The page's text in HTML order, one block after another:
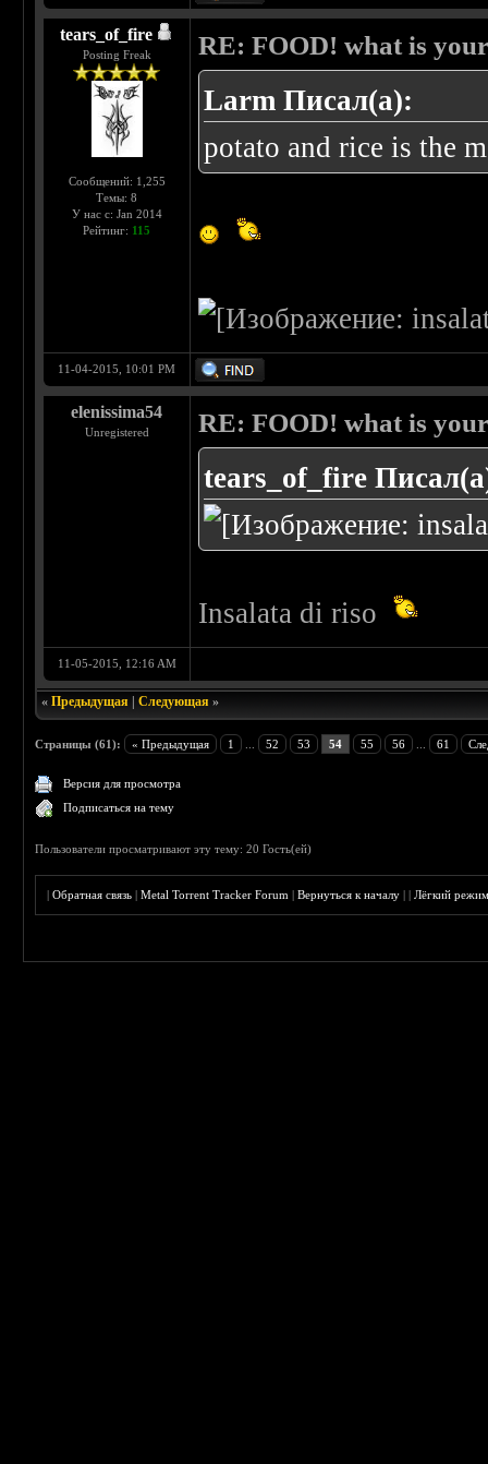
tears_of_fire
Posting Freak
Сообщений: 1,255
Темы: 8
У нас с: Jan 2014
Рейтинг: 115
RE: FOOD! what is
Larm Писал(а):
potato and rice is the
11-04-2015, 10:01 PM
elenissima54
Unregistered RE: FOOD! what is
tears_of_fire
Insalata di riso
11-05-2015, 12:16 AM
«Предыдущая |Следующая »
Страницы (61): « Предыдущая 1 52 53 54 55 56 61
Версия для просмотра
Подписаться на тему
Пользователи просматривают эту тему: 20 Гость(ей)
|Обратная связь |Metal Torrent Tracker Forum |Вернуться к началу ||Лёгкий